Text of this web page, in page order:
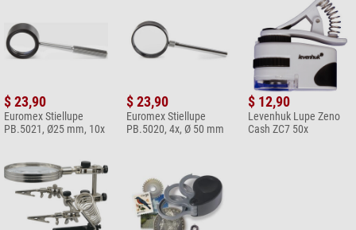
$ 23,90
Euromex Stiellupe
PB.5021, Ø25 mm, 10x
$ 23,90
Euromex Stiellupe
PB.5020, 4x, Ø 50 mm
$ 12,90
Levenhuk Lupe Zeno
Cash ZC7 50x